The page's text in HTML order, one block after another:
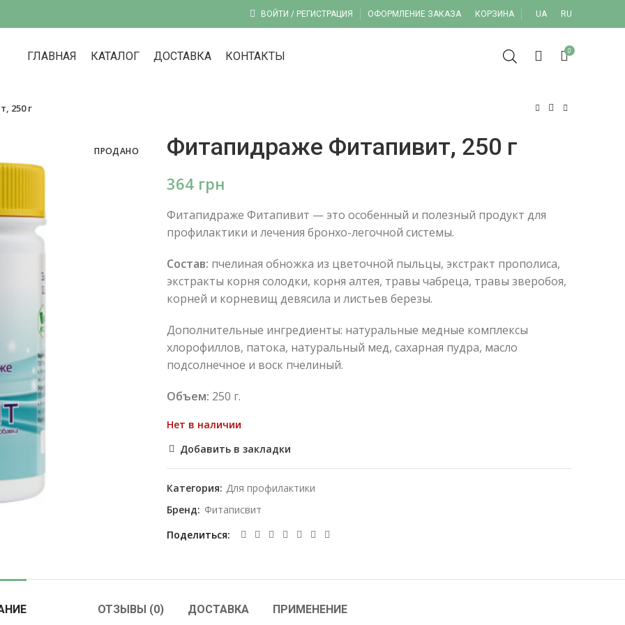
ВОЙТИ / РЕГИСТРАЦИЯ ОФОРМЛЕНИЕ ЗАКАЗА КОРЗИНА UA RU
ГЛАВНАЯ КАТАЛОГ ДОСТАВКА КОНТАКТЫ 0
250 г
ПРОДАНО Фитапидраже Фитапивит, 250 г
грн
Фитапидраже Фитапивит — это особенный и полезный продукт для
профилактики и лечения бронхо-легочной системы.
Состав: пчелиная обножка из цветочной пыльцы, экстракт прополиса,
экстракты корня солодки, корня алтея, травы чабреца, травы зверобоя,
корней и корневищ девясила и листьев березы.
Дополнительные ингредиенты: натуральные медные комплексы
хлорофиллов, патока, натуральный мед, сахарная пудра, масло
подсолнечное и воск пчелиный.
Объем: 250 г.
Нет в наличии
Добавить в закладки
Категория: Для профилактики
Бренд: Фитаписвит
Поделиться
ОТЗЫВЫ (0) ДОСТАВКА ПРИМЕНЕНИЕ